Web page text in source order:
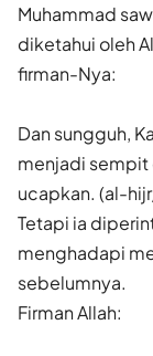
Muhammad
diketahui oleh
firman-Nya:
Dan sungguh,
menjadi sempit
ucapkan. (al-
Tetapi ia
menghadapi
sebelumnya.
Firman Allah: